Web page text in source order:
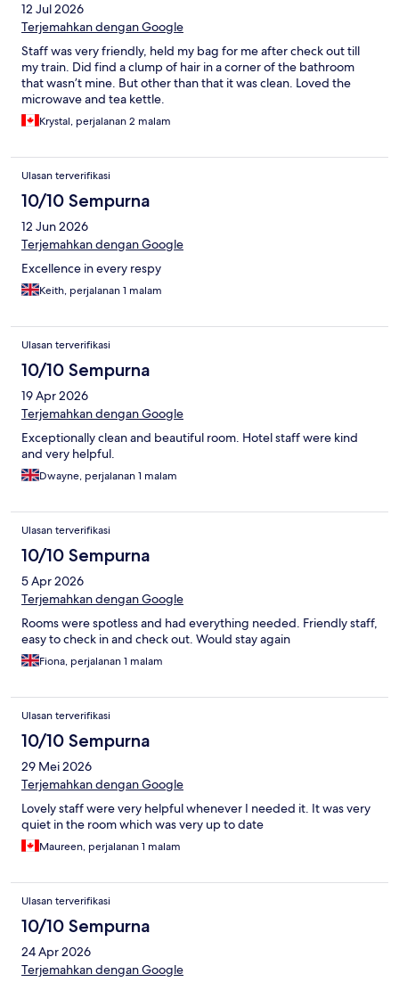
12 Jul 2026
Terjemahkan dengan Google
Staff was very friendly, held my bag for me after check out till
my train. Did find a clump of hair in a corner of the bathroom
that wasn’t mine. But other than that it was clean. Loved the
microwave and tea kettle.
Krystal, perjalanan 2 malam
Ulasan terverifikasi
10/10 Sempurna
12 Jun 2026
Terjemahkan dengan Google
Excellence in every respy
Keith, perjalanan 1 malam
Ulasan terverifikasi
10/10 Sempurna
19 Apr 2026
Terjemahkan dengan Google
Exceptionally clean and beautiful room. Hotel staff were kind
and very helpful.
Dwayne, perjalanan 1 malam
Ulasan terverifikasi
10/10 Sempurna
5 Apr 2026
Terjemahkan dengan Google
Rooms were spotless and had everything needed. Friendly staff,
easy to check in and check out. Would stay again
Fiona, perjalanan 1 malam
Ulasan terverifikasi
10/10 Sempurna
29 Mei 2026
Terjemahkan dengan Google
Lovely staff were very helpful whenever I needed it. It was very
quiet in the room which was very up to date
Maureen, perjalanan 1 malam
Ulasan terverifikasi
10/10 Sempurna
24 Apr 2026
Terjemahkan dengan Google